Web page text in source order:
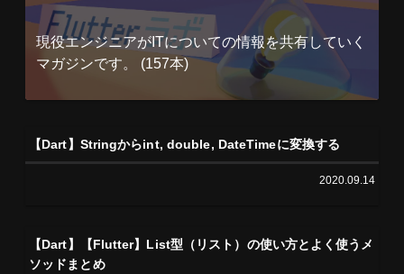
現役エンジニアがITについての情報を共有していく
マガジンです。 (157本)
【Dart】Stringからint, double, DateTimeに変換する
2020.09.14
【Dart】【Flutter】List型（リスト）の使い方とよく使うメ
ソッドまとめ